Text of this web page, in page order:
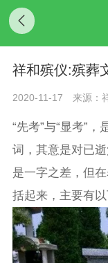
祥和殡仪:殡葬
2020-11-17 来源：
“先考”与“显考”，
词，其意是对已
是一字之差，但
括起来，主要有以